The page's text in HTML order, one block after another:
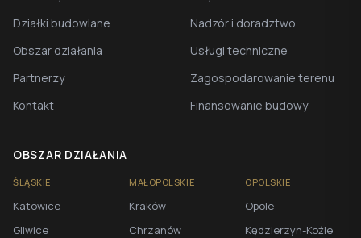
Działki budowlane
Obszar działania
Partnerzy
Kontakt
Nadzór i doradztwo
Usługi techniczne
Zagospodarowanie terenu
Finansowanie budowy
OBSZAR DZIAŁANIA
ŚLĄSKIE
Katowice
Gliwice
MAŁOPOLSKIE
Kraków
Chrzanów
OPOLSKIE
Opole
Kędzierzyn-Koźle